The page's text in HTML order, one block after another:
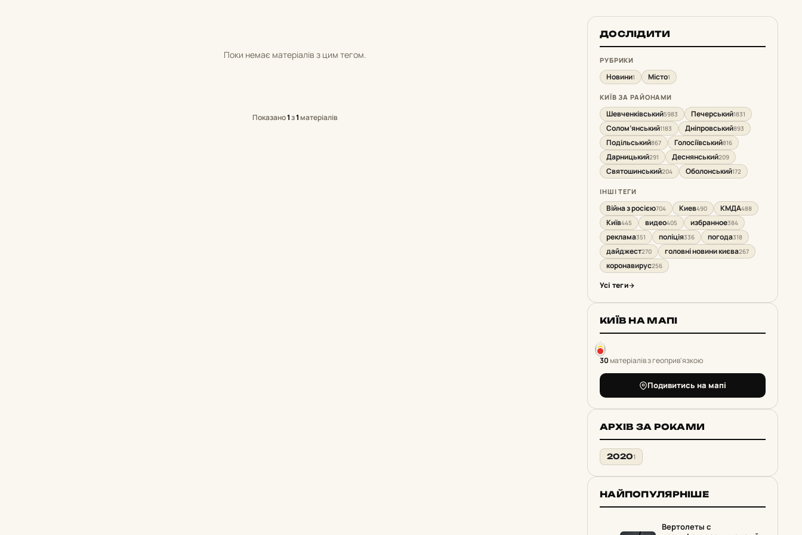
Поки немає матеріалів з цим тегом.
Показано1з1матеріалів
ДОСЛІДИТИ
РУБРИКИ
Новини1 Місто1
КИЇВ ЗА РАЙОНАМИ
Шевченківський5983 Печерський1831
Солом’янський1183 Дніпровський893
Подільський867 Голосіївський816
Дарницький291 Деснянський209
Святошинський204 Оболонський172
ІНШІ ТЕГИ
Війна з росією704 Киев490 КМДА488
Київ445 видео405 избранное384
реклама351 поліція336 погода318
дайджест270 головні новини києва267
коронавирус256
Усі теги
КИЇВ НА МАПІ
30матеріалів з геоприв'язкою
Подивитись на мапі
АРХІВ ЗА РОКАМИ
20201
НАЙПОПУЛЯРНІШЕ
Вертолеты с